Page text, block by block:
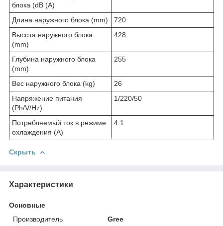
блока (dB (A)
Длина наружного блока (mm)
720
Высота наружного блока
(mm)
428
Глубина наружного блока
(mm)
255
Вес наружного блока (kg)
26
Напряжение питания
(Ph/V/Hz)
1/220/50
Потребляемый ток в режиме
охлаждения (A)
4.1
Скрыть
Характеристики
Основные
Производитель
Gree